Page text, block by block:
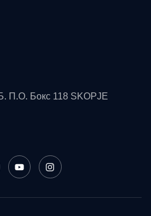
П.О. Бокс 118 SKOPJE